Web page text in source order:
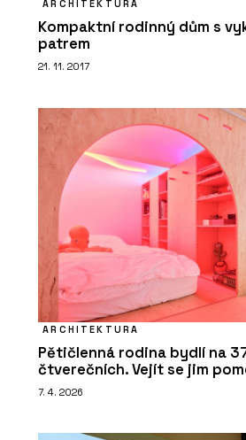
ARCHITEKTURA
Kompaktní rodinný dům s
patrem
21. 11. 2017
ARCHITEKTURA
Pětičlenná rodina bydlí na
čtverečních. Vejít se jim
7. 4. 2026